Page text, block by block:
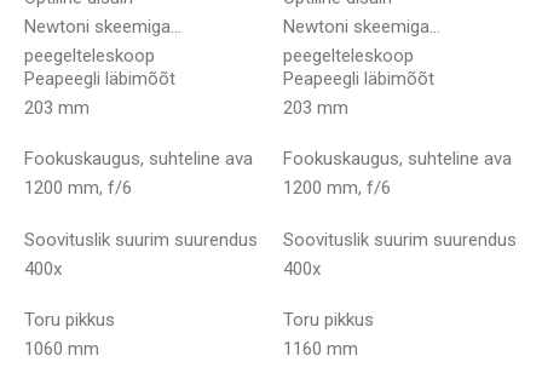
Newtoni skeemiga
peegelteleskoop
Peapeegli läbimõõt
203 mm
Fookuskaugus, suhteline ava
1200 mm, f/6
Soovituslik suurim suurendus
400x
Toru pikkus
1060 mm
Newtoni skeemiga
peegelteleskoop
Peapeegli läbimõõt
203 mm
Fookuskaugus, suhteline ava
1200 mm, f/6
Soovituslik suurim suurendus
400x
Toru pikkus
1160 mm